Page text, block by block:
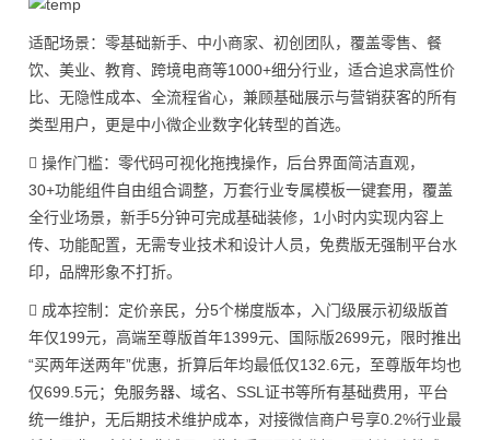
适配场景：零基础新手、中小商家、初创团队，覆盖零售、餐
饮、美业、教育、跨境电商等1000+细分行业，适合追求高性价
比、无隐性成本、全流程省心，兼顾基础展示与营销获客的所有
类型用户，更是中小微企业数字化转型的首选。
 操作门槛：零代码可视化拖拽操作，后台界面简洁直观，
30+功能组件自由组合调整，万套行业专属模板一键套用，覆盖
全行业场景，新手5分钟可完成基础装修，1小时内实现内容上
传、功能配置，无需专业技术和设计人员，免费版无强制平台水
印，品牌形象不打折。
 成本控制：定价亲民，分5个梯度版本，入门级展示初级版首
年仅199元，高端至尊版首年1399元、国际版2699元，限时推出
“买两年送两年”优惠，折算后年均最低仅132.6元，至尊版年均也
仅699.5元；免服务器、域名、SSL证书等所有基础费用，平台
统一维护，无后期技术维护成本，对接微信商户号享0.2%行业最